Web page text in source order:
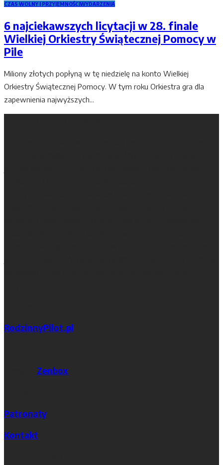
CZAS WOLNY I PRZYJEMNOŚCIWYDARZENIA
6 najciekawszych licytacji w 28. finale
Wielkiej Orkiestry Świątecznej Pomocy w
Pile
Miliony złotych popłyną w tę niedzielę na konto Wielkiej
Orkiestry Świątecznej Pomocy. W tym roku Orkiestra gra dla
zapewnienia najwyższych...
RodzinnyPilot.pl
Zenbox
Patronaty
Kontakt